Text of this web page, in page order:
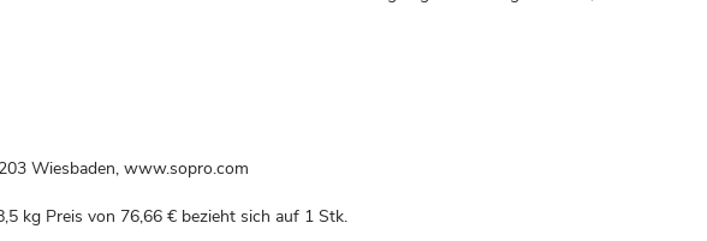
Wiesbaden, www.sopro.com
kg Preis von 76,66 € bezieht sich auf 1 Stk.